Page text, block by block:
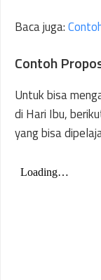
Baca juga:
Contoh
Untuk bisa
di Hari Ibu,
yang bisa